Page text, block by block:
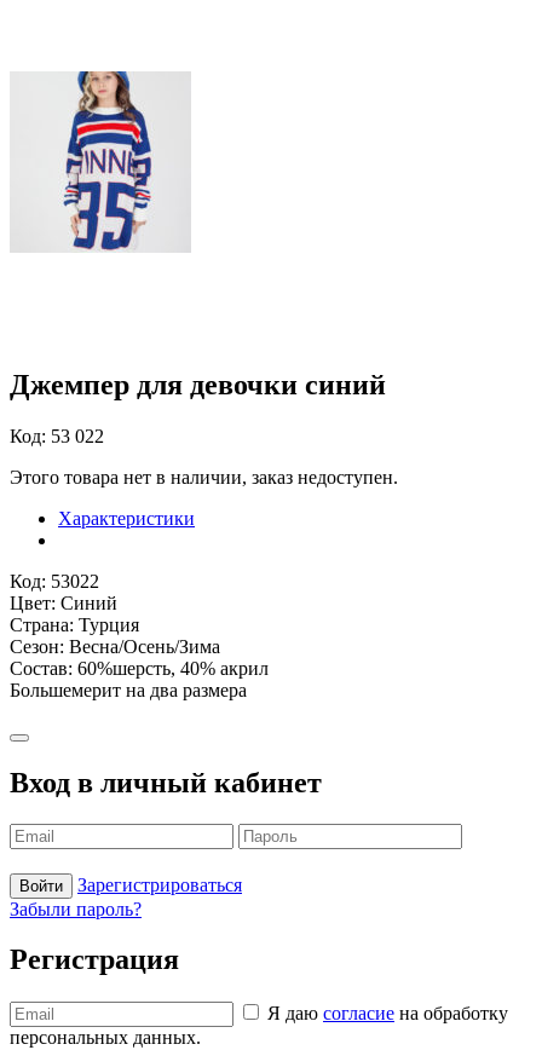
Джемпер для девочки синий
Код: 53 022
Этого товара нет в наличии, заказ недоступен.
Характеристики
Код: 53022
Цвет: Синий
Страна: Турция
Сезон: Весна/Осень/Зима
Состав: 60%шерсть, 40% акрил
Большемерит на два размера
Вход в личный кабинет
Войти
Зарегистрироваться
Забыли пароль?
Регистрация
Я даю согласие на обработку
персональных данных.